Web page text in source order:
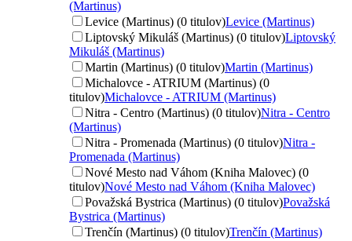
(Martinus)
Levice (Martinus) (0 titulov)Levice (Martinus)
Liptovský Mikuláš (Martinus) (0 titulov)Liptovský
Mikuláš (Martinus)
Martin (Martinus) (0 titulov)Martin (Martinus)
Michalovce - ATRIUM (Martinus) (0
titulov)Michalovce - ATRIUM (Martinus)
Nitra - Centro (Martinus) (0 titulov)Nitra - Centro
(Martinus)
Nitra - Promenada (Martinus) (0 titulov)Nitra -
Promenada (Martinus)
Nové Mesto nad Váhom (Kniha Malovec) (0
titulov)Nové Mesto nad Váhom (Kniha Malovec)
Považská Bystrica (Martinus) (0 titulov)Považská
Bystrica (Martinus)
Trenčín (Martinus) (0 titulov)Trenčín (Martinus)